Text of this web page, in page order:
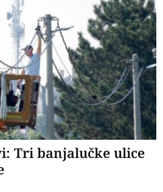
Tri banjalučke ulice